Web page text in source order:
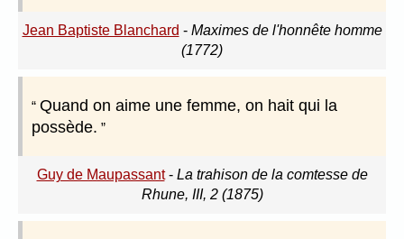
Jean Baptiste Blanchard - Maximes de l'honnête homme
(1772)
Quand on aime une femme, on hait qui la
possède.
Guy de Maupassant- La trahison de la comtesse de
Rhune, III, 2 (1875)